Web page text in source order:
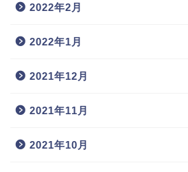
2022年2月
2022年1月
2021年12月
2021年11月
2021年10月